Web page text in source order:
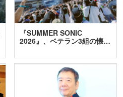
『SUMMER SONIC
2026』、ベテラン3組の懐…